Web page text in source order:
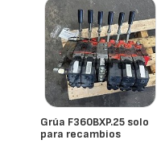
Grúa F360BXP.25 solo
para recambios